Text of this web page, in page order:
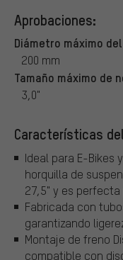
Aprobaciones:
Diámetro máximo
200 mm
Tamaño máximo de
3,0"
Características
Ideal para E-Bikes
horquilla de
27,5" y es perfecta
Fabricada con
garantizando
Montaje de freno
compatible con